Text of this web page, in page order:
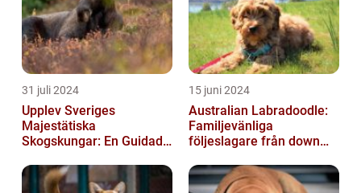
31 juli 2024
Upplev Sveriges
Majestätiska
Skogskungar: En Guidad
15 juni 2024
Australian Labradoodle:
Familjevänliga
följeslagare från down